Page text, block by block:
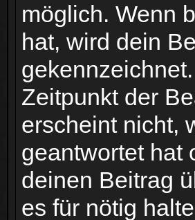
möglich. Wenn
hat, wird dein
Zeitpunkt der
erscheint nicht,
geantwortet hat
deinen Beitrag
es für nötig